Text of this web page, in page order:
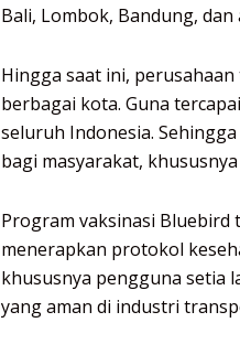
Bali, Lombok, Bandung, dan
Hingga saat ini,
berbagai kota. Guna
seluruh Indonesia.
bagi masyarakat,
Program vaksinasi Bluebird
menerapkan protokol
khususnya pengguna setia
yang aman di industri